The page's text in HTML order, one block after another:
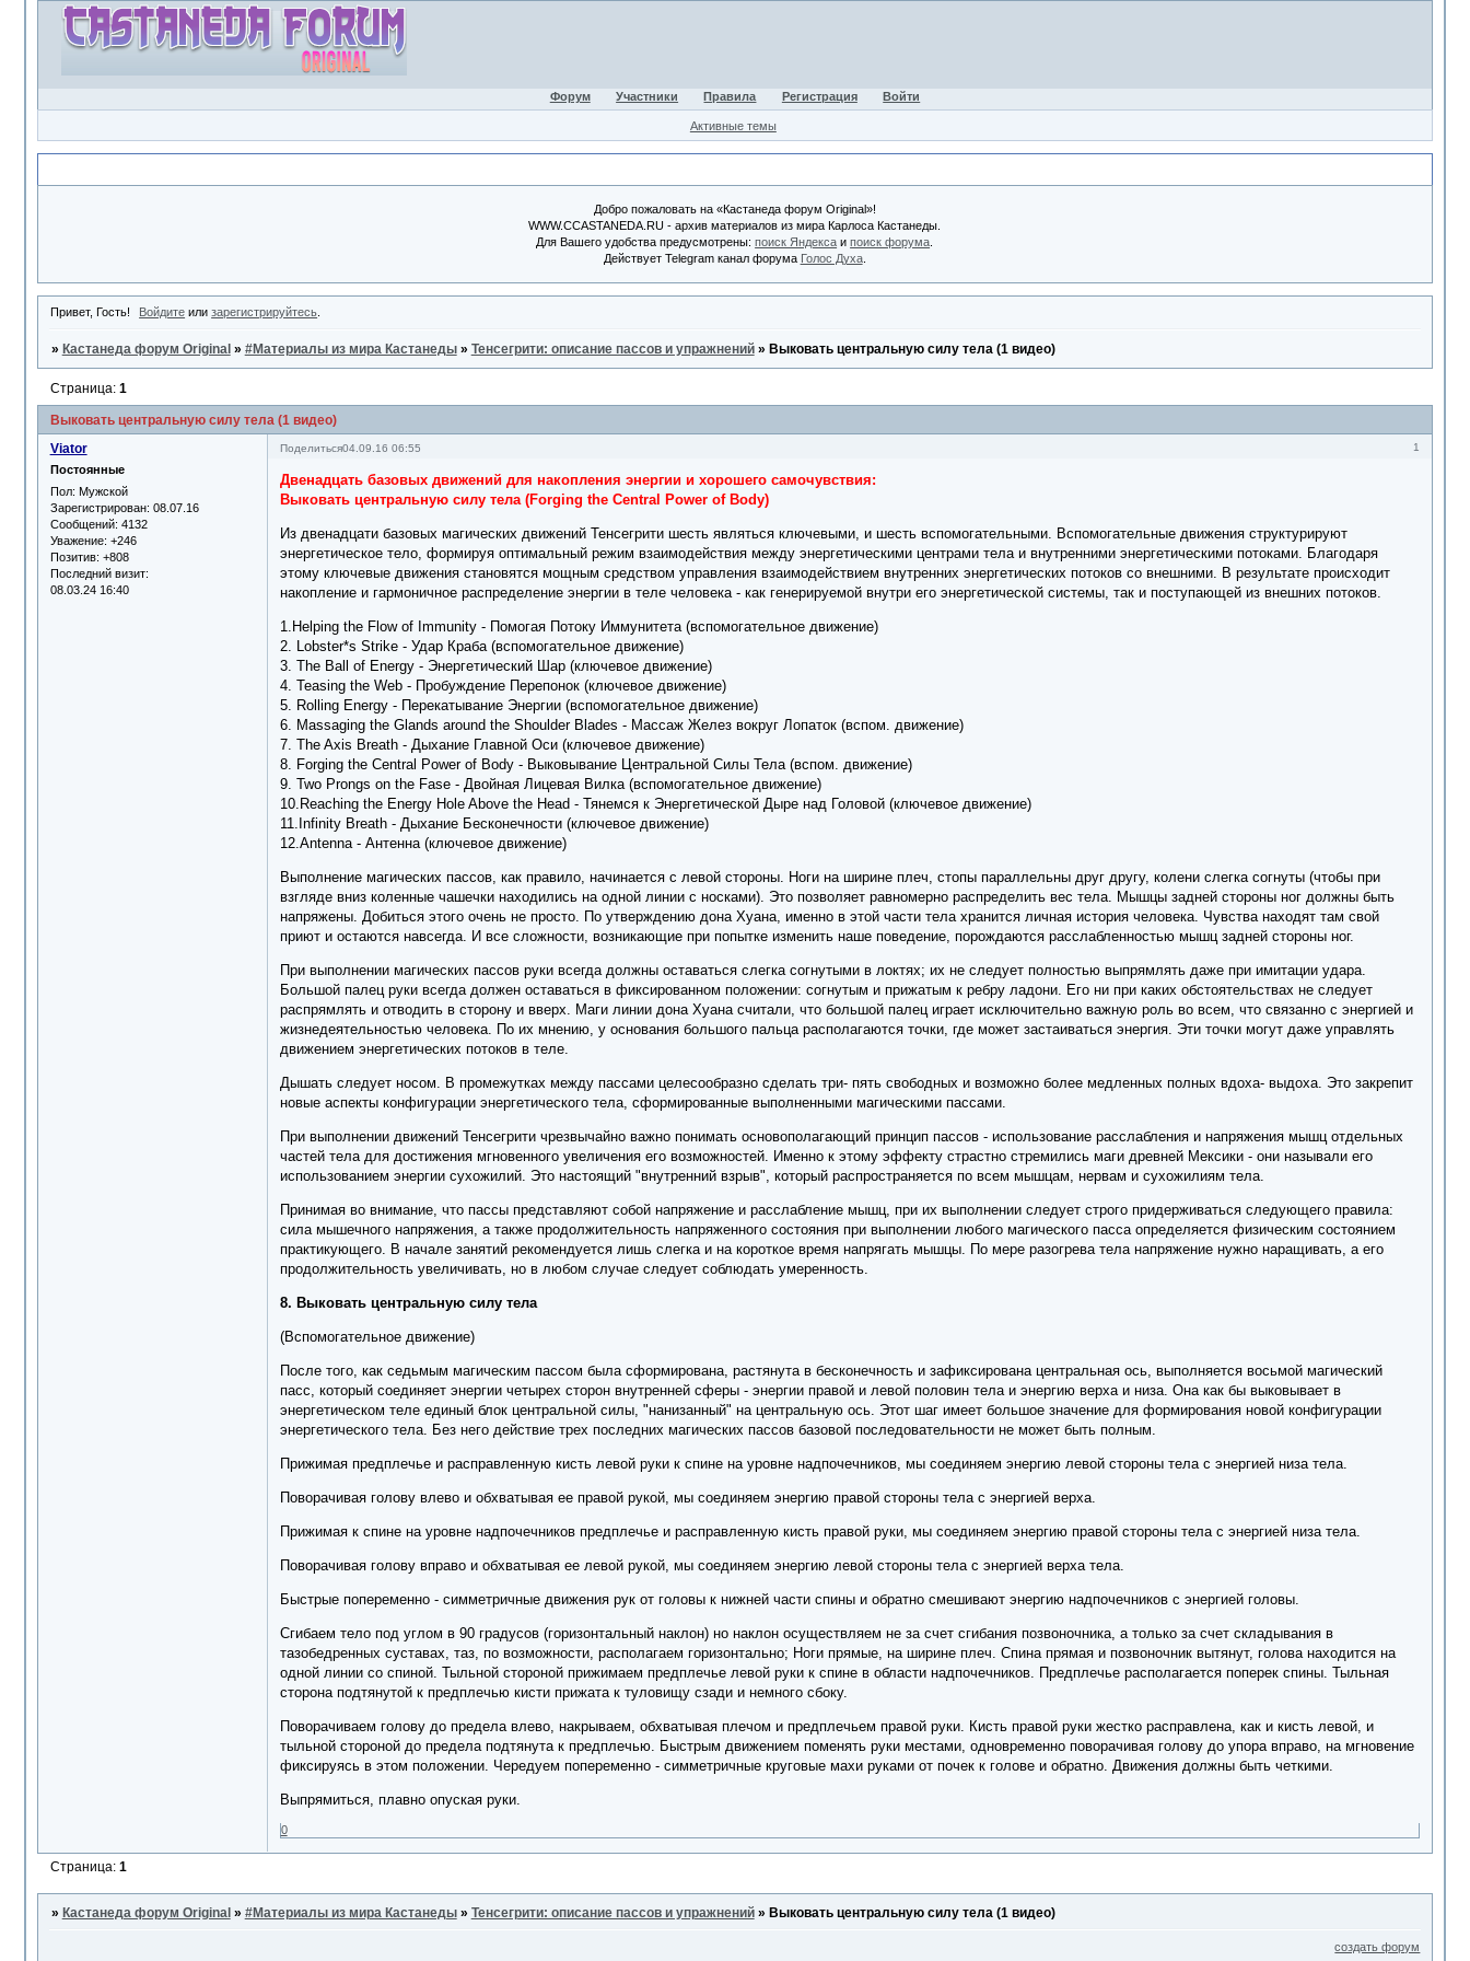
Форум Участники Правила Регистрация Войти
Активные темы
Добро пожаловать на «Кастанеда форум Original»!
WWW.CCASTANEDA.RU - архив материалов из мира Карлоса Кастанеды.
Для Вашего удобства предусмотрены:поиск Яндекса ипоиск форума
Действует Telegram канал форума Голос Духа.
Привет, Гость! Войдите илизарегистрируйтесь
» Кастанеда форум Original » #Материалы из мира Кастанеды » Тенсегрити: описание пассов и упражнений » Выковать центральную силу тела (1 видео)
Выковать центральную силу тела (1 видео)
Страница: 1
Поделиться 1
04.09.16 06:55
Viator
Постоянные
Пол: Мужской
Зарегистрирован: 08.07.16
Сообщений: 4132
Уважение: +246
Позитив: +808
Последний визит:
08.03.24 16:40
Двенадцать базовых движений для накопления энергии и хорошего самочувствия:
Выковать центральную силу тела (Forging the Central Power of Body)
Из двенадцати базовых магических движений Тенсегрити шесть являться ключевыми, и шесть вспомогательными. Вспомогательные движения структурируют
энергетическое тело, формируя оптимальный режим взаимодействия между энергетическими центрами тела и внутренними энергетическими потоками. Благодаря
этому ключевые движения становятся мощным средством управления взаимодействием внутренних энергетических потоков со внешними. В результате происходит
накопление и гармоничное распределение энергии в теле человека - как генерируемой внутри его энергетической системы, так и поступающей из внешних потоков.
1.Helping the Flow of Immunity - Помогая Потоку Иммунитета (вспомогательное движение)
2. Lobster*s Strike - Удар Краба (вспомогательное движение)
3. The Ball of Energy - Энергетический Шар (ключевое движение)
4. Teasing the Web - Пробуждение Перепонок (ключевое движение)
5. Rolling Energy - Перекатывание Энергии (вспомогательное движение)
6. Massaging the Glands around the Shoulder Blades - Массаж Желез вокруг Лопаток (вспом. движение)
7. The Axis Breath - Дыхание Главной Оси (ключевое движение)
8. Forging the Central Power of Body - Выковывание Центральной Силы Тела (вспом. движение)
9. Two Prongs on the Fase - Двойная Лицевая Вилка (вспомогательное движение)
10.Reaching the Energy Hole Above the Head - Тянемся к Энергетической Дыре над Головой (ключевое движение)
11.Infinity Breath - Дыхание Бесконечности (ключевое движение)
12.Antenna - Антенна (ключевое движение)
Выполнение магических пассов, как правило, начинается с левой стороны. Ноги на ширине плеч, стопы параллельны друг другу, колени слегка согнуты (чтобы при
взгляде вниз коленные чашечки находились на одной линии с носками). Это позволяет равномерно распределить вес тела. Мышцы задней стороны ног должны быть
напряжены. Добиться этого очень не просто. По утверждению дона Хуана, именно в этой части тела хранится личная история человека. Чувства находят там свой
приют и остаются навсегда. И все сложности, возникающие при попытке изменить наше поведение, порождаются расслабленностью мышц задней стороны ног.
При выполнении магических пассов руки всегда должны оставаться слегка согнутыми в локтях; их не следует полностью выпрямлять даже при имитации удара.
Большой палец руки всегда должен оставаться в фиксированном положении: согнутым и прижатым к ребру ладони. Его ни при каких обстоятельствах не следует
распрямлять и отводить в сторону и вверх. Маги линии дона Хуана считали, что большой палец играет исключительно важную роль во всем, что связанно с энергией и
жизнедеятельностью человека. По их мнению, у основания большого пальца располагаются точки, где может застаиваться энергия. Эти точки могут даже управлять
движением энергетических потоков в теле.
Дышать следует носом. В промежутках между пассами целесообразно сделать три- пять свободных и возможно более медленных полных вдоха- выдоха. Это закрепит
новые аспекты конфигурации энергетического тела, сформированные выполненными магическими пассами.
При выполнении движений Тенсегрити чрезвычайно важно понимать основополагающий принцип пассов - использование расслабления и напряжения мышц отдельных
частей тела для достижения мгновенного увеличения его возможностей. Именно к этому эффекту страстно стремились маги древней Мексики - они называли его
использованием энергии сухожилий. Это настоящий "внутренний взрыв", который распространяется по всем мышцам, нервам и сухожилиям тела.
Принимая во внимание, что пассы представляют собой напряжение и расслабление мышц, при их выполнении следует строго придерживаться следующего правила:
сила мышечного напряжения, а также продолжительность напряженного состояния при выполнении любого магического пасса определяется физическим состоянием
практикующего. В начале занятий рекомендуется лишь слегка и на короткое время напрягать мышцы. По мере разогрева тела напряжение нужно наращивать, а его
продолжительность увеличивать, но в любом случае следует соблюдать умеренность.
8. Выковать центральную силу тела
(Вспомогательное движение)
После того, как седьмым магическим пассом была сформирована, растянута в бесконечность и зафиксирована центральная ось, выполняется восьмой магический
пасс, который соединяет энергии четырех сторон внутренней сферы - энергии правой и левой половин тела и энергию верха и низа. Она как бы выковывает в
энергетическом теле единый блок центральной силы, "нанизанный" на центральную ось. Этот шаг имеет большое значение для формирования новой конфигурации
энергетического тела. Без него действие трех последних магических пассов базовой последовательности не может быть полным.
Прижимая предплечье и расправленную кисть левой руки к спине на уровне надпочечников, мы соединяем энергию левой стороны тела с энергией низа тела.
Поворачивая голову влево и обхватывая ее правой рукой, мы соединяем энергию правой стороны тела с энергией верха.
Прижимая к спине на уровне надпочечников предплечье и расправленную кисть правой руки, мы соединяем энергию правой стороны тела с энергией низа тела.
Поворачивая голову вправо и обхватывая ее левой рукой, мы соединяем энергию левой стороны тела с энергией верха тела.
Быстрые попеременно - симметричные движения рук от головы к нижней части спины и обратно смешивают энергию надпочечников с энергией головы.
Сгибаем тело под углом в 90 градусов (горизонтальный наклон) но наклон осуществляем не за счет сгибания позвоночника, а только за счет складывания в
тазобедренных суставах, таз, по возможности, располагаем горизонтально; Ноги прямые, на ширине плеч. Спина прямая и позвоночник вытянут, голова находится на
одной линии со спиной. Тыльной стороной прижимаем предплечье левой руки к спине в области надпочечников. Предплечье располагается поперек спины. Тыльная
сторона подтянутой к предплечью кисти прижата к туловищу сзади и немного сбоку.
Поворачиваем голову до предела влево, накрываем, обхватывая плечом и предплечьем правой руки. Кисть правой руки жестко расправлена, как и кисть левой, и
тыльной стороной до предела подтянута к предплечью. Быстрым движением поменять руки местами, одновременно поворачивая голову до упора вправо, на мгновение
фиксируясь в этом положении. Чередуем попеременно - симметричные круговые махи руками от почек к голове и обратно. Движения должны быть четкими.
Выпрямиться, плавно опуская руки.
0
Страница: 1
» Кастанеда форум Original » #Материалы из мира Кастанеды » Тенсегрити: описание пассов и упражнений » Выковать центральную силу тела (1 видео)
создать форум